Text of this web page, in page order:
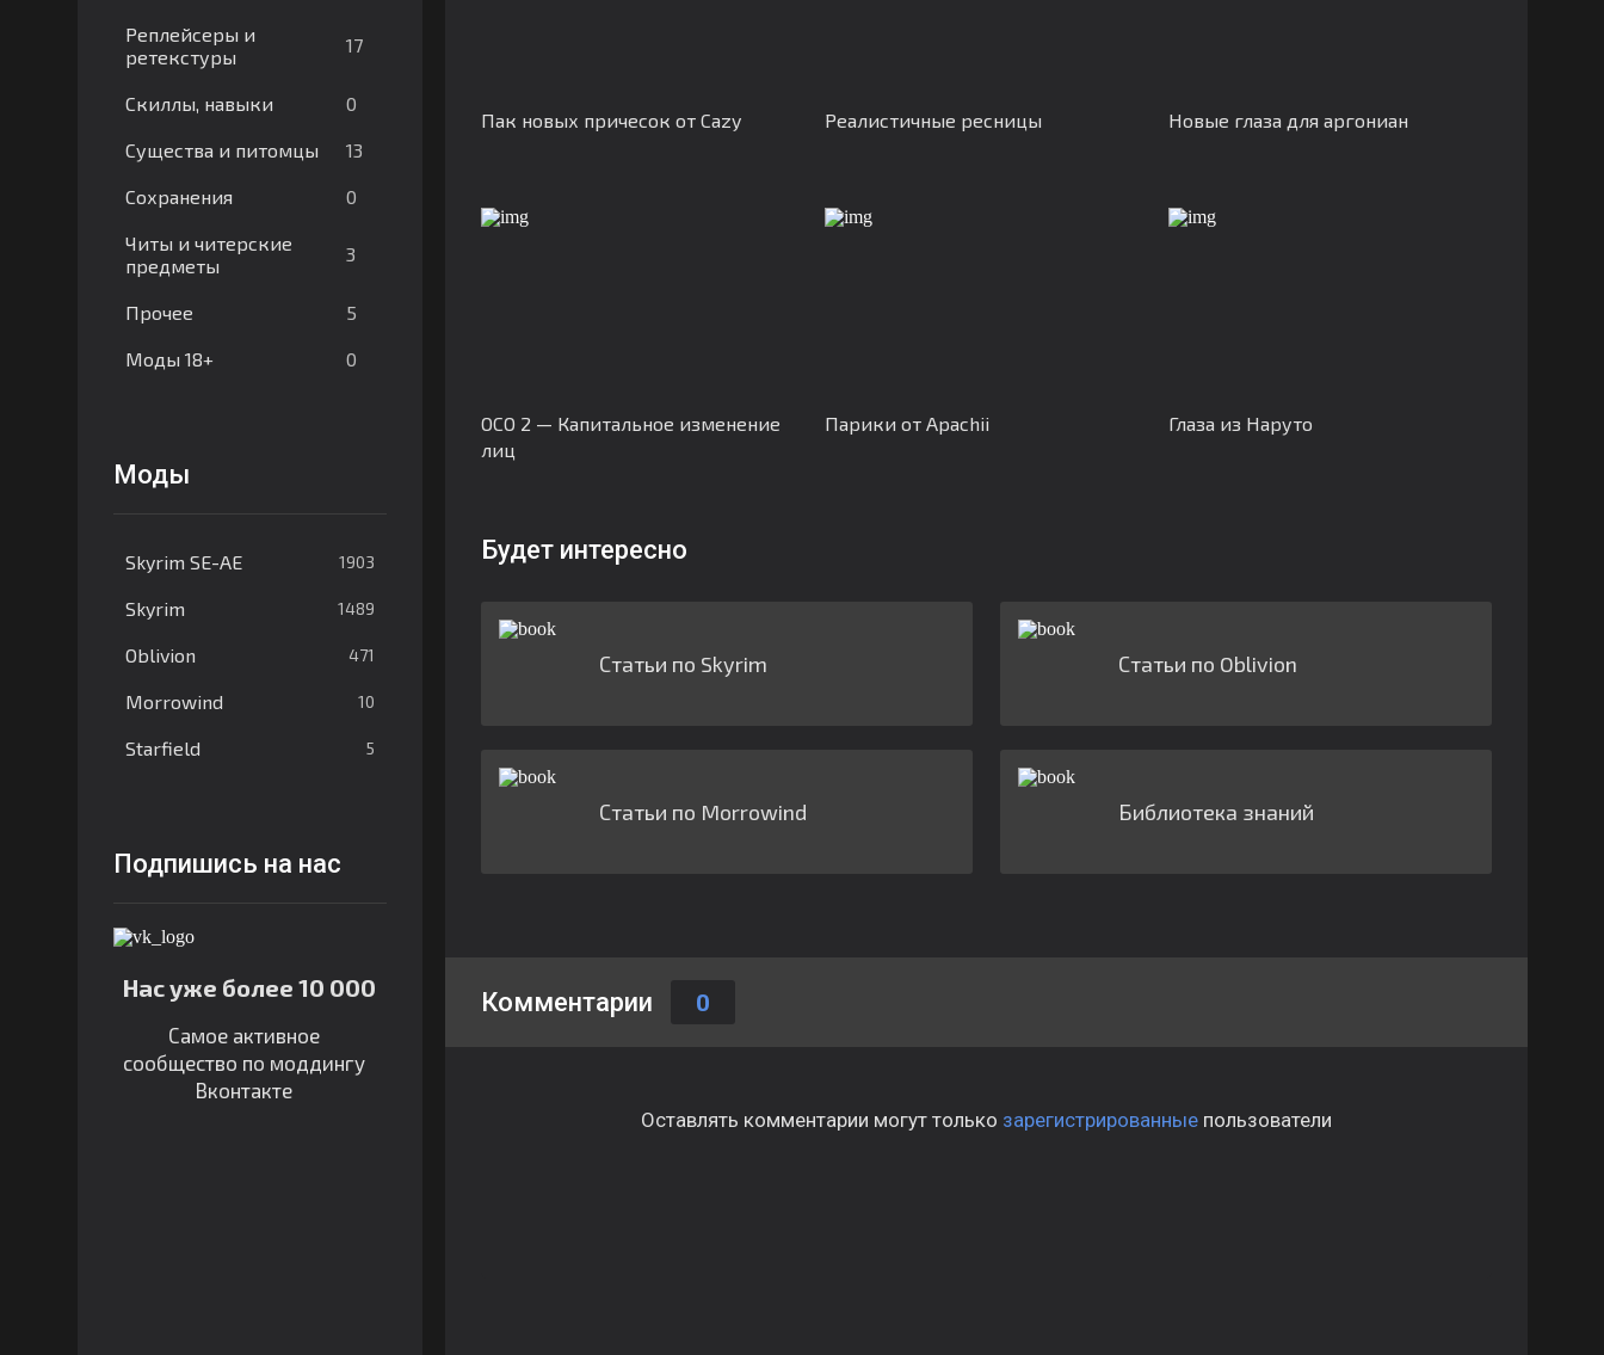
Реплейсеры и
ретекстуры
17
Скиллы, навыки 0
Существа и питомцы 13
Сохранения 0
Читы и читерские
предметы
3
Прочее 5
Моды 18+ 0
Моды
Skyrim SE-AE 1903
Skyrim 1489
Oblivion 471
Morrowind 10
Starfield 5
Подпишись на нас
Нас уже более 10 000
Самое активное
сообщество по моддингу
Вконтакте
Пак новых причесок от Cazy Реалистичные ресницы Новые глаза для аргониан
OCO 2 — Капитальное изменение
лиц
Парики от Apachii Глаза из Наруто
Будет интересно
Статьи по Skyrim Статьи по Oblivion
Статьи по Morrowind Библиотека знаний
Комментарии 0
Оставлять комментарии могут только зарегистрированныепользователи